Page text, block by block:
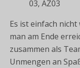
03, AZ03
Es ist einfach
man am Ende
zusammen als
Unmengen an